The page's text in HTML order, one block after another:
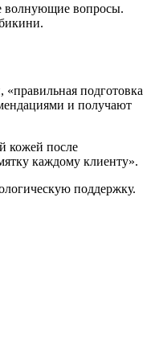
волнующие вопросы.
подготовка
и получают
кожей после
каждому клиенту».
поддержку.